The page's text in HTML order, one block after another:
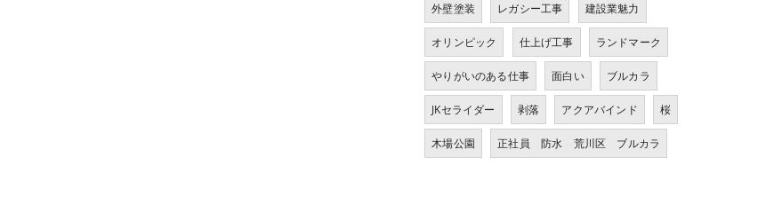
外壁塗装 レガシー工事 建設業魅力
オリンピック 仕上げ工事 ランドマーク
やりがいのある仕事 面白い ブルカラ
JKセライダー 剥落 アクアバインド 桜
木場公園 正社員 防水 荒川区 ブルカラ